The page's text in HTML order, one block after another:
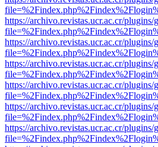
https://archivo.revistas.ucr.ac.cr/
https://archivo.revistas.ucr.ac.cr/
https://archivo.revistas.ucr.ac.cr/
https://archivo.revistas.ucr.ac.cr/
https://archivo.revistas.ucr.ac.cr/
https://archivo.revistas.ucr.ac.cr/